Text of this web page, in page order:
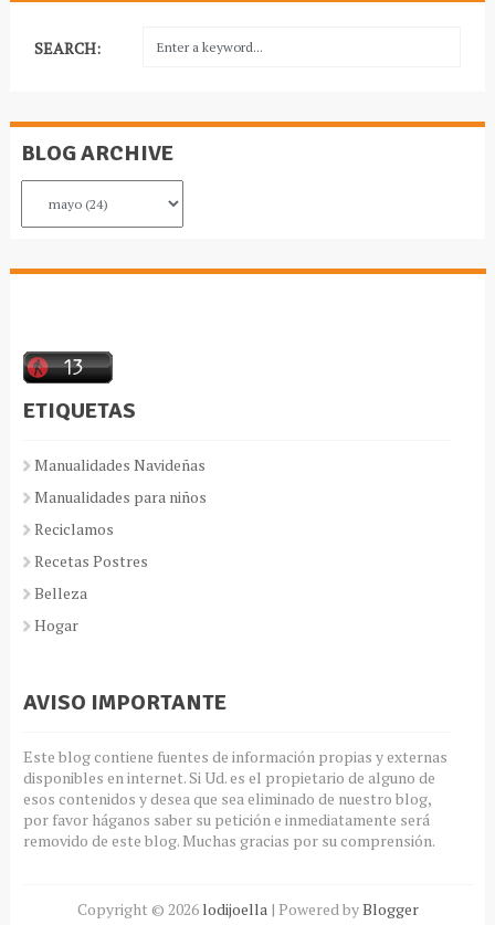
SEARCH:
BLOG ARCHIVE
ETIQUETAS
Manualidades Navideñas
Manualidades para niños
Reciclamos
Recetas Postres
Belleza
Hogar
AVISO IMPORTANTE
Este blog contiene fuentes de información propias y externas
disponibles en internet. Si Ud. es el propietario de alguno de
esos contenidos y desea que sea eliminado de nuestro blog,
por favor háganos saber su petición e inmediatamente será
removido de este blog. Muchas gracias por su comprensión.
Copyright © 2026 lodijoella| Powered byBlogger